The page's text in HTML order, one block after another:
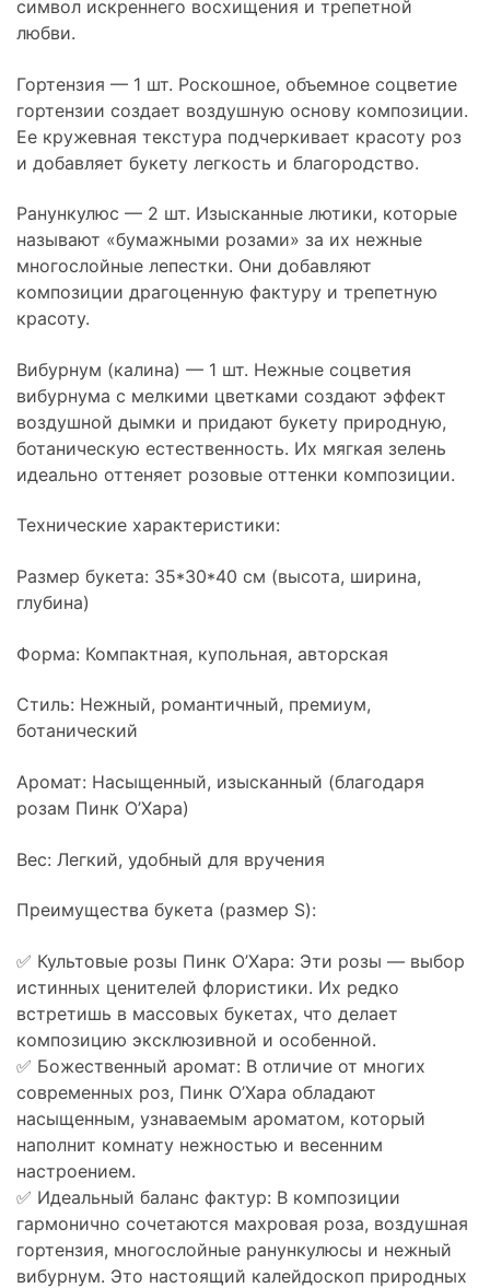
символ искреннего восхищения и трепетной
любви.
Гортензия — 1 шт. Роскошное, объемное соцветие
гортензии создает воздушную основу композиции.
Ее кружевная текстура подчеркивает красоту роз
и добавляет букету легкость и благородство.
Ранункулюс — 2 шт. Изысканные лютики, которые
называют «бумажными розами» за их нежные
многослойные лепестки. Они добавляют
композиции драгоценную фактуру и трепетную
красоту.
Вибурнум (калина) — 1 шт. Нежные соцветия
вибурнума с мелкими цветками создают эффект
воздушной дымки и придают букету природную,
ботаническую естественность. Их мягкая зелень
идеально оттеняет розовые оттенки композиции.
Технические характеристики:
Размер букета: 35*30*40 см (высота, ширина,
глубина)
Форма: Компактная, купольная, авторская
Стиль: Нежный, романтичный, премиум,
ботанический
Аромат: Насыщенный, изысканный (благодаря
розам Пинк О’Хара)
Вес: Легкий, удобный для вручения
Преимущества букета (размер S):
✅ Культовые розы Пинк О’Хара: Эти розы — выбор
истинных ценителей флористики. Их редко
встретишь в массовых букетах, что делает
композицию эксклюзивной и особенной.
✅ Божественный аромат: В отличие от многих
современных роз, Пинк О’Хара обладают
насыщенным, узнаваемым ароматом, который
наполнит комнату нежностью и весенним
настроением.
✅ Идеальный баланс фактур: В композиции
гармонично сочетаются махровая роза, воздушная
гортензия, многослойные ранункулюсы и нежный
вибурнум. Это настоящий калейдоскоп природных